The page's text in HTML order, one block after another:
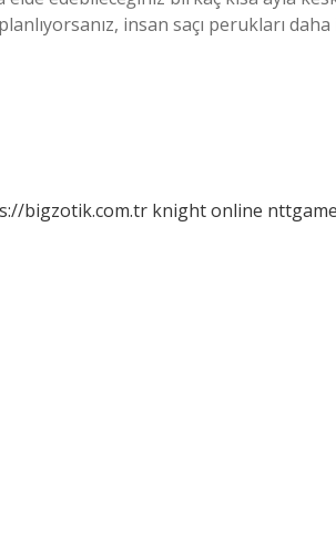
insan saçı perukları
bigzotik.com.tr knight online nttgame